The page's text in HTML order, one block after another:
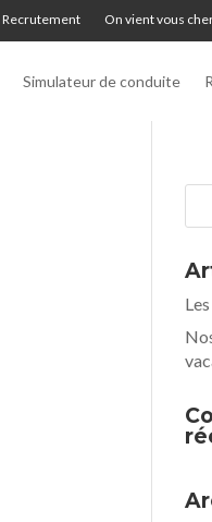
Recrutement On vient vous
Simulateur de conduite